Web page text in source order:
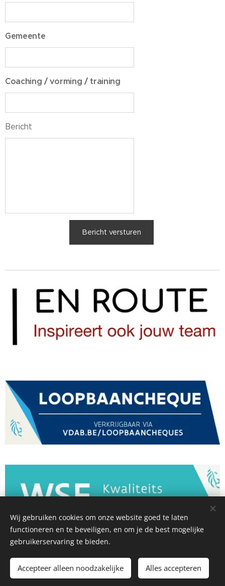
Gemeente
Coaching / vorming / training
Bericht
Bericht versturen
Coaching | Lezingen & Vormingen
Cookies
Wij gebruiken cookies om onze website goed te laten
functioneren en te beveiligen, en om je de best mogelijke
gebruikerservaring te bieden.
Accepteer alleen noodzakelijke Alles accepteren